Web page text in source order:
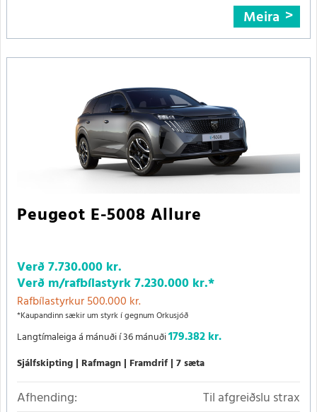
Meira
Peugeot E-5008 Allure
Verð7.730.000 kr.
Verð m/rafbílastyrk7.230.000 kr.*
Rafbílastyrkur 500.000 kr.
*Kaupandinn sækir um styrk í gegnum Orkusjóð
Langtímaleiga á mánuði í 36 mánuði179.382 kr.
Sjálfskipting Rafmagn Framdrif 7 sæta
Afhending:
Til afgreiðslu strax